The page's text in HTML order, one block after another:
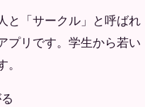
と「サークル」と呼ばれ
プリです。学生から若い